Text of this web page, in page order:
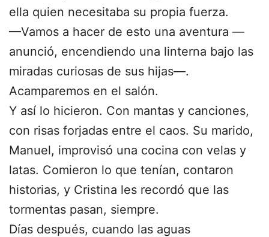
ella quien necesitaba su propia fuerza.
—Vamos a hacer de esto una aventura —
anunció, encendiendo una linterna bajo las
miradas curiosas de sus hijas—.
Acamparemos en el salón.
Y así lo hicieron. Con mantas y canciones,
con risas forjadas entre el caos. Su marido,
Manuel, improvisó una cocina con velas y
latas. Comieron lo que tenían, contaron
historias, y Cristina les recordó que las
tormentas pasan, siempre.
Días después, cuando las aguas